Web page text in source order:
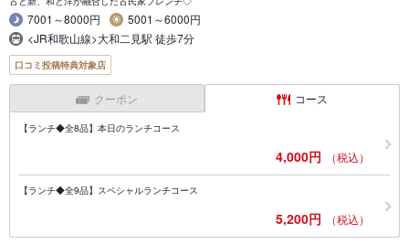
7001～8000円
5001～6000円
<JR和歌山線>大和二見駅 徒歩7分
口コミ投稿特典対象店
クーポン コース
【ランチ◆全8品】本日のランチコース
4,000円 （税込）
【ランチ◆全9品】スペシャルランチコース
5,200円 （税込）